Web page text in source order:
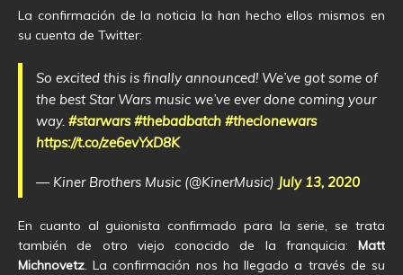
La confirmación de la noticia la han hecho ellos mismos en
su cuenta de Twitter:
So excited this is finally announced! We’ve got some of
the best Star Wars music we’ve ever done coming your
way. #starwars #thebadbatch #theclonewars
https://t.co/ze6evYxD8K
— Kiner Brothers Music (@KinerMusic) July 13, 2020
En cuanto al guionista confirmado para la serie, se trata
también de otro viejo conocido de la franquicia: Matt
Michnovetz. La confirmación nos ha llegado a través de su